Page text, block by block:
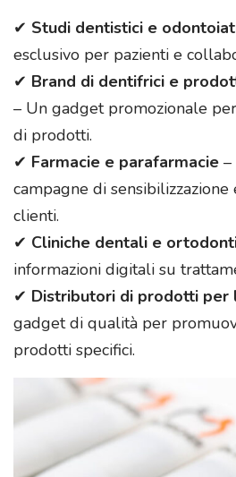
✔ Studi dentistici e
esclusivo per pazienti e
✔ Brand di dentifrici e
– Un gadget promozionale
di prodotti.
✔ Farmacie e parafarmacie
campagne di
clienti.
✔ Cliniche dentali e
informazioni digitali su
✔ Distributori di prodotti per
gadget di qualità per
prodotti specifici.